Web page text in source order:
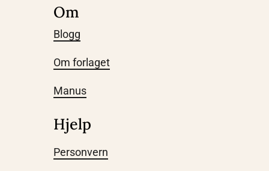
Om
Blogg
Om forlaget
Manus
Hjelp
Personvern